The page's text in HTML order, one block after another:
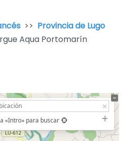
>> Provincia de Lugo
Aqua Portomarín
«Intro» para buscar